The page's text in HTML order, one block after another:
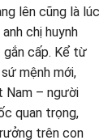
lên cũng là lúc
chị huynh
cấp. Kể từ
mệnh mới,
Nam – người
quan trọng,
trên con